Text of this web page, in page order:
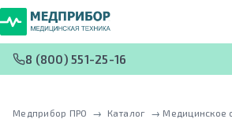
8 (800) 551-25-16
Медприбор ПРО → Каталог → Медицинское